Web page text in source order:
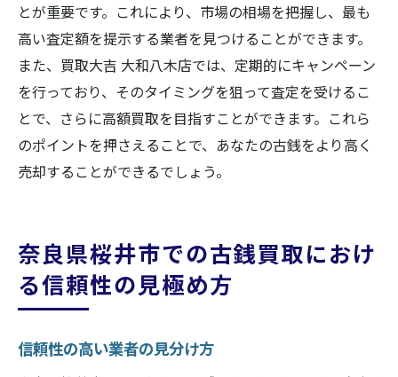
とが重要です。これにより、市場の相場を把握し、最も
高い査定額を提示する業者を見つけることができます。
また、買取大吉 大和八木店では、定期的にキャンペーン
を行っており、そのタイミングを狙って査定を受けるこ
とで、さらに高額買取を目指すことができます。これら
のポイントを押さえることで、あなたの古銭をより高く
売却することができるでしょう。
奈良県桜井市での古銭買取におけ
る信頼性の見極め方
信頼性の高い業者の見分け方